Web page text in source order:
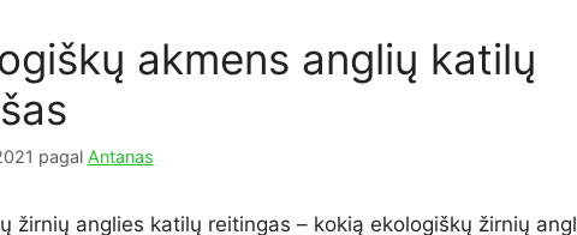
akmens anglių katilų
pagal Antanas
žirnių anglies katilų reitingas – kokią ekologiškų žirnių